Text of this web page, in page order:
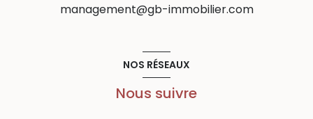
management@gb-immobilier.com
NOS RÉSEAUX
Nous suivre